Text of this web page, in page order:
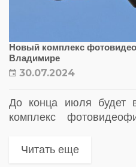
Новый комплекс
Владимире
30.07.2024
До конца июля будет
комплекс
жителей г. Владимира
Читать еще